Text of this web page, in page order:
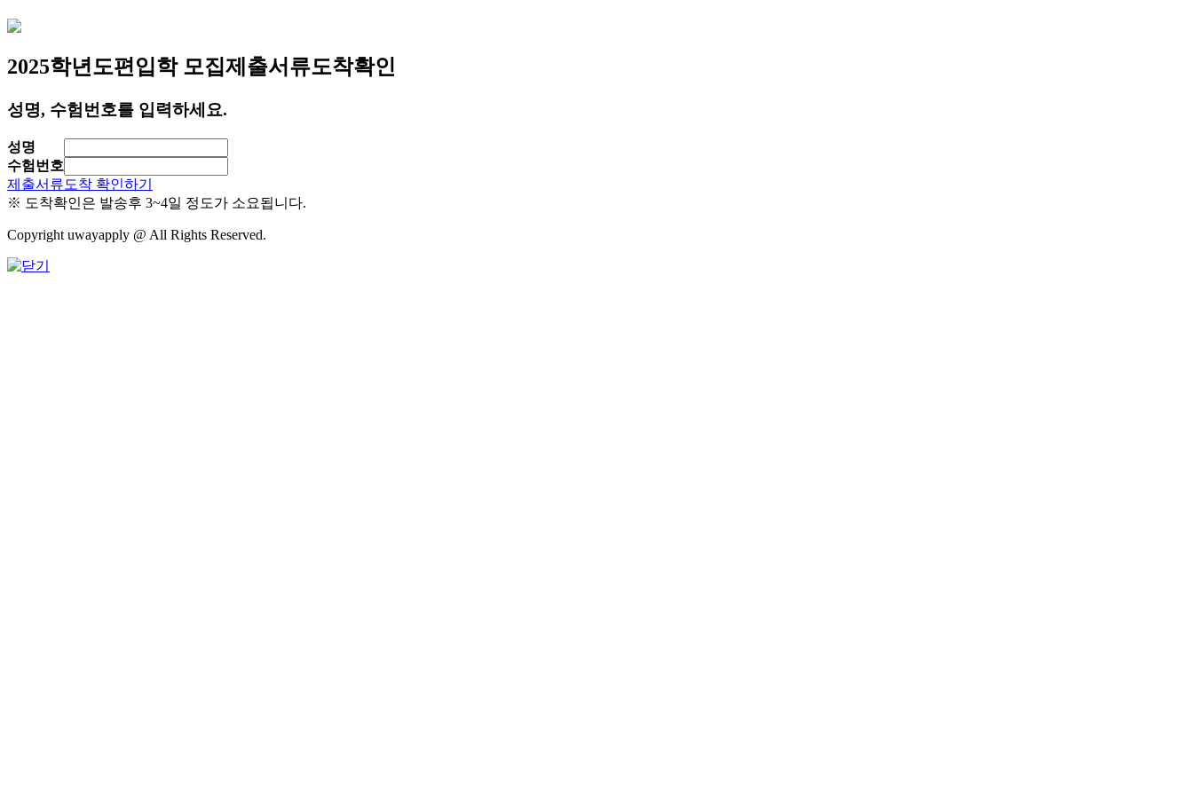
2025학년도편입학 모집제출서류도착확인
성명, 수험번호를 입력하세요.
성명
수험번호
제출서류도착 확인하기
※ 도착확인은 발송후 3~4일 정도가 소요됩니다.
Copyright uwayapply @ All Rights Reserved.